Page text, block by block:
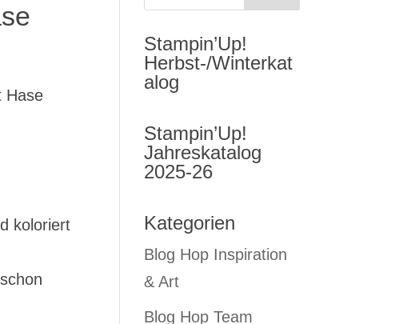
Hase
koloriert
Stampin’Up!
Herbst-/Winterkat
alog
Stampin’Up!
Jahreskatalog
2025-26
Kategorien
Blog Hop Inspiration
& Art
Blog Hop Team